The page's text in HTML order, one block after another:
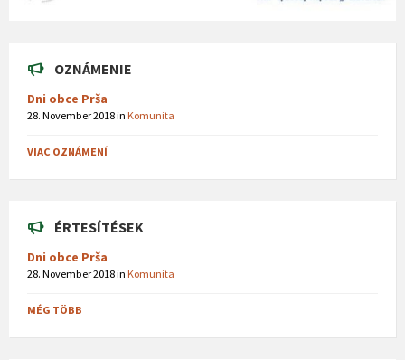
OZNÁMENIE
Dni obce Prša
28. November 2018in Komunita
VIAC OZNÁMENÍ
ÉRTESÍTÉSEK
Dni obce Prša
28. November 2018in Komunita
MÉG TÖBB